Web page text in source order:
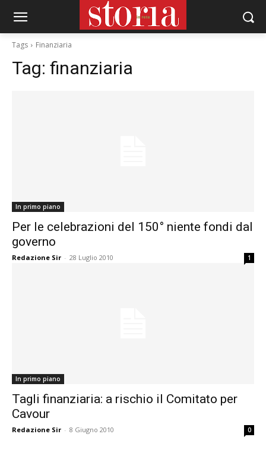
Tags Finanziaria
Tag: finanziaria
In primo piano
Per le celebrazioni del 150° niente fondi dal
governo
Redazione Sir - 28 Luglio 2010 1
In primo piano
Tagli finanziaria: a rischio il Comitato per
Cavour
Redazione Sir - 8 Giugno 2010 0